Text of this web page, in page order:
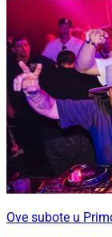
Ove subote u